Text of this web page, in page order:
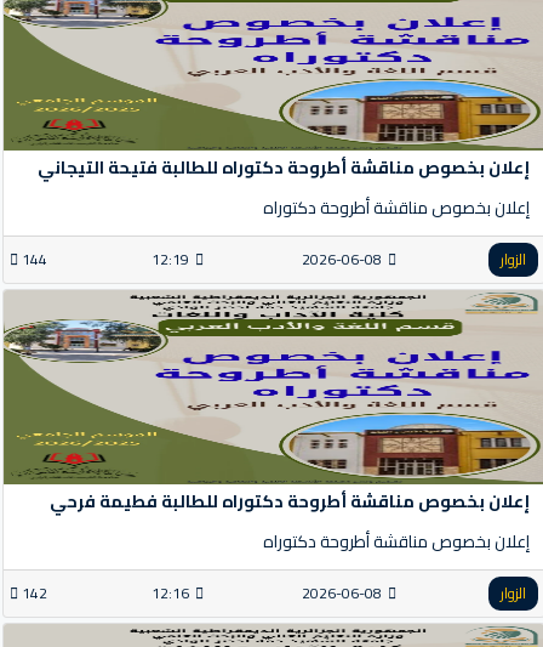
إعلان بخصوص مناقشة أطروحة دكتوراه للطالبة فتيحة التيجاني
إعلان بخصوص مناقشة أطروحة دكتوراه
الزوار 2026-06-08
12:19
144
إعلان بخصوص مناقشة أطروحة دكتوراه للطالبة فطيمة فرحي
إعلان بخصوص مناقشة أطروحة دكتوراه
الزوار 2026-06-08
12:16
142